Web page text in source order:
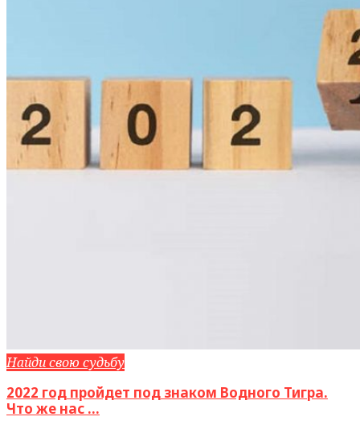
Найди свою судьбу
2022 год пройдет под знаком Водного Тигра.
Что же нас ...